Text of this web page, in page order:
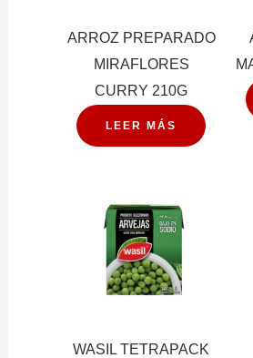
ARROZ PREPARADO
MIRAFLORES
CURRY 210G
LEER MÁS
WASIL TETRAPACK